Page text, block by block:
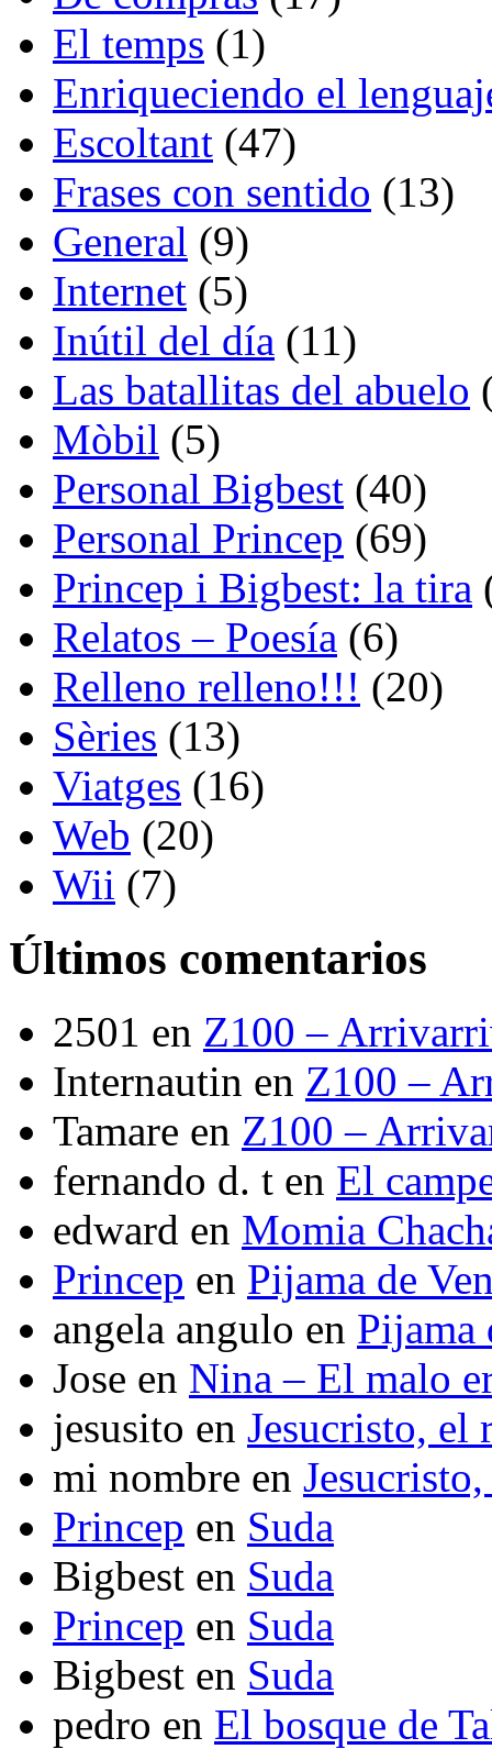
El temps (1)
Enriqueciendo el
Escoltant (47)
Frases con sentido (13)
General (9)
Internet (5)
Inútil del día (11)
Las batallitas del abuelo
Mòbil (5)
Personal Bigbest (40)
Personal Princep (69)
Princep i Bigbest: la tira
Relatos – Poesía (6)
Relleno relleno!!! (20)
Sèries (13)
Viatges (16)
Web (20)
Wii (7)
Últimos comentarios
2501 en Z100 –
Internautin en Z100 –
Tamare en Z100 –
fernando d. t en El
edward en Momia
Princep en Pijama de
angela angulo en Pijama
Jose en Nina – El malo
jesusito en Jesucristo, el
mi nombre en
Princep en Suda
Bigbest en Suda
Princep en Suda
Bigbest en Suda
pedro en El bosque de